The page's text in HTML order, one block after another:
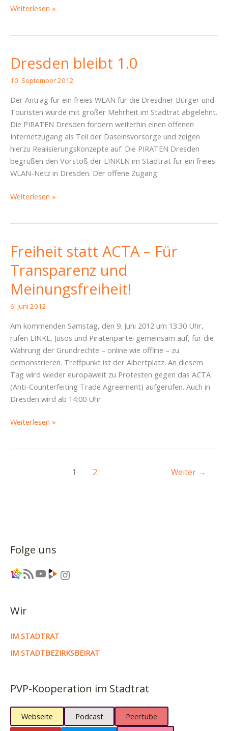
Zeigt
–
Transparenz
für
Königsbrücker
Straße
Weiterlesen »
Dresden bleibt 1.0
10. September 2012
Der Antrag für ein freies WLAN für die Dresdner Bürger und
Touristen wurde mit großer Mehrheit im Stadtrat abgelehnt.
Die PIRATEN Dresden fordern weiterhin einen offenen
Internetzugang als Teil der Daseinsvorsorge und zeigen
hierzu Realisierungskonzepte auf. Die PIRATEN Dresden
begrüßen den Vorstoß der LINKEN im Stadtrat für ein freies
WLAN-Netz in Dresden. Der offene Zugang
Dresden
Weiterlesen »
Freiheit statt ACTA – Für
Transparenz und
Meinungsfreiheit!
6. Juni 2012
Am kommenden Samstag, den 9. Juni 2012 um 13:30 Uhr,
rufen LINKE, Jusos und Piratenpartei gemeinsam auf, für die
Wahrung der Grundrechte – online wie offline – zu
demonstrieren. Treffpunkt ist der Albertplatz. An diesem
Tag wird wieder europaweit zu Protesten gegen das ACTA
(Anti-Counterfeiting Trade Agreement) aufgerufen. Auch in
Dresden wird ab 14:00 Uhr
Freiheit
Weiterlesen »
1 2 Weiter →
Folge uns
Link RSS-Feed YouTube Link Instagram
Wir
IM STADTRAT
IM STADTBEZIRKSBEIRAT
PVP-Kooperation im Stadtrat
Webseite Podcast
Peertube